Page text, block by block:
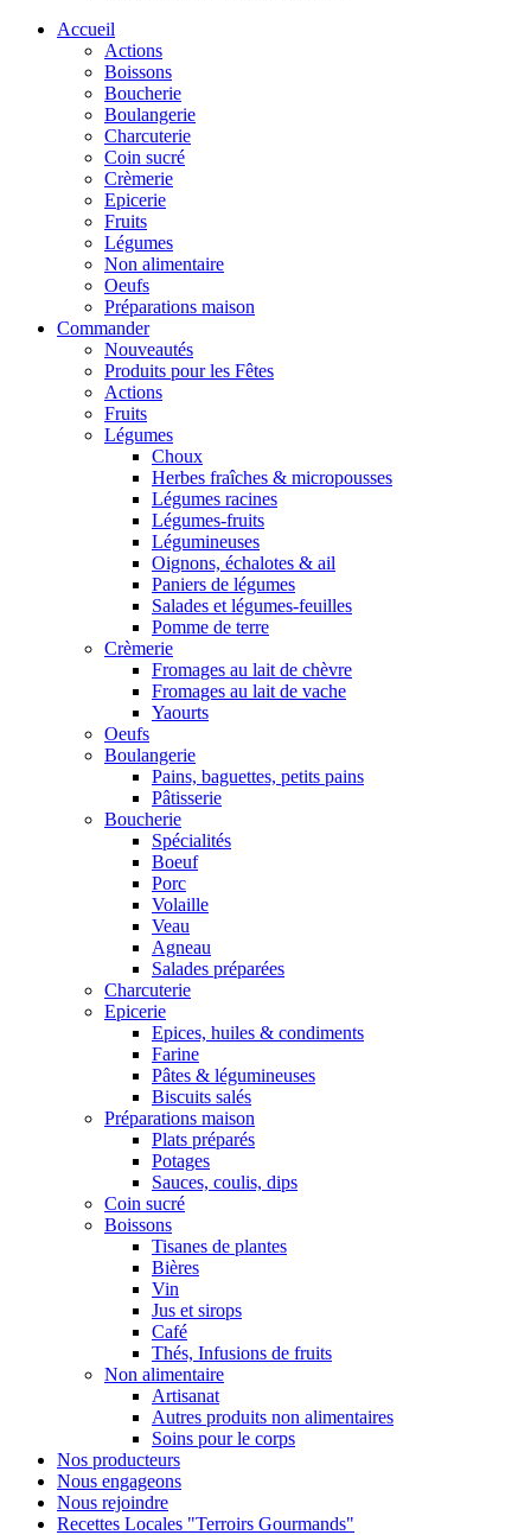
Accueil
Actions
Boissons
Boucherie
Boulangerie
Charcuterie
Coin sucré
Crèmerie
Epicerie
Fruits
Légumes
Non alimentaire
Oeufs
Préparations maison
Commander
Nouveautés
Produits pour les Fêtes
Actions
Fruits
Légumes
Choux
Herbes fraîches & micropousses
Légumes racines
Légumes-fruits
Légumineuses
Oignons, échalotes & ail
Paniers de légumes
Salades et légumes-feuilles
Pomme de terre
Crèmerie
Fromages au lait de chèvre
Fromages au lait de vache
Yaourts
Oeufs
Boulangerie
Pains, baguettes, petits pains
Pâtisserie
Boucherie
Spécialités
Boeuf
Porc
Volaille
Veau
Agneau
Salades préparées
Charcuterie
Epicerie
Epices, huiles & condiments
Farine
Pâtes & légumineuses
Biscuits salés
Préparations maison
Plats préparés
Potages
Sauces, coulis, dips
Coin sucré
Boissons
Tisanes de plantes
Bières
Vin
Jus et sirops
Café
Thés, Infusions de fruits
Non alimentaire
Artisanat
Autres produits non alimentaires
Soins pour le corps
Nos producteurs
Nous engageons
Nous rejoindre
Recettes Locales "Terroirs Gourmands"